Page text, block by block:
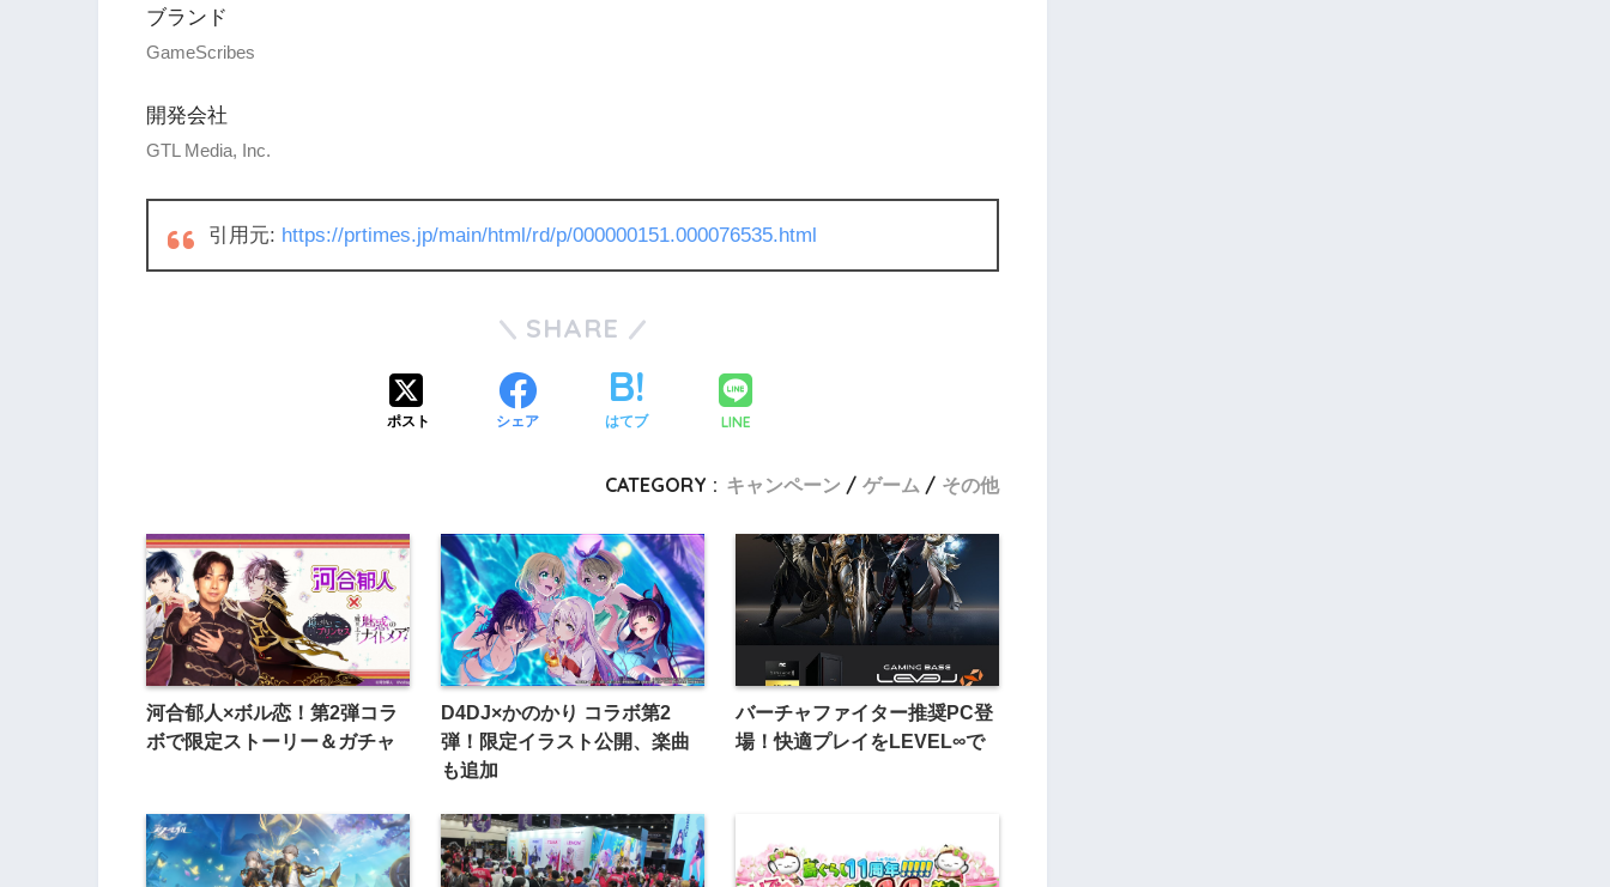
ブランド
GameScribes
開発会社
GTL Media, Inc.
引用元: https://prtimes.jp/main/html/rd/p/000000151.000076535.html
SHARE
ポスト シェア はてブ LINE
CATEGORY : キャンペーン ゲーム その他
河合郁人×ボル恋！第2弾コラ
ボで限定ストーリー＆ガチャ
D4DJ×かのかり コラボ第2
弾！限定イラスト公開、楽曲
も追加
バーチャファイター推奨PC登
場！快適プレイをLEVEL∞で